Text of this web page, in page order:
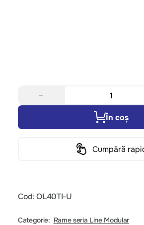
−
În coș
Cumpără
Cod: OL40TI-U
Categorie: Rame seria Line Modular